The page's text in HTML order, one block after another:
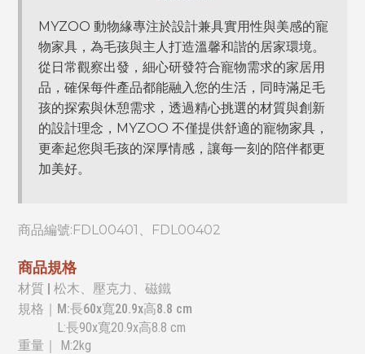
MYZOO 動物緣專注於設計兼具實用性與美感的寵
物家具，為毛孩與主人打造溫馨和諧的居家環境。
從日常觀察出發，細心研發符合寵物需求的家居用
品，確保每件產品都能融入您的生活，同時滿足毛
孩的探索與休憩需求，透過精心挑選的材質與創新
的設計理念，MYZOO 不僅提供舒適的寵物家具，
更牽起您與毛孩的深厚情感，讓每一刻的陪伴都更
加美好。
商品編號:FDL00401、FDL00402
商品規格
材質 | 松木、壓克力、磁鐵
規格｜M:長60x寬20.9x高8.8 cm
L:長90x寬20.9x高8.8 cm
重量 ｜ M:2kg